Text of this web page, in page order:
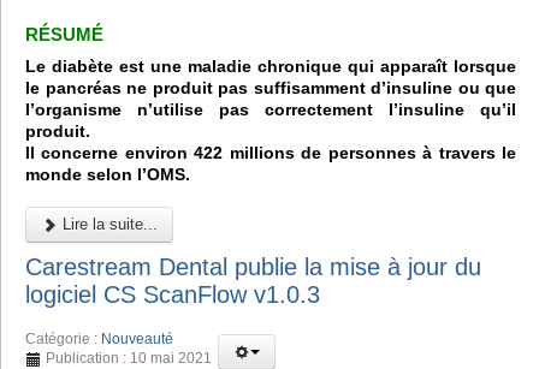
RÉSUMÉ
Le diabète est une maladie chronique qui apparaît lorsque
le pancréas ne produit pas suffisamment d’insuline ou que
l’organisme n’utilise pas correctement l’insuline qu’il
produit.
Il concerne environ 422 millions de personnes à travers le
monde selon l’OMS.
Lire la suite...
Carestream Dental publie la mise à jour du
logiciel CS ScanFlow v1.0.3
Catégorie : Nouveauté
Publication : 10 mai 2021